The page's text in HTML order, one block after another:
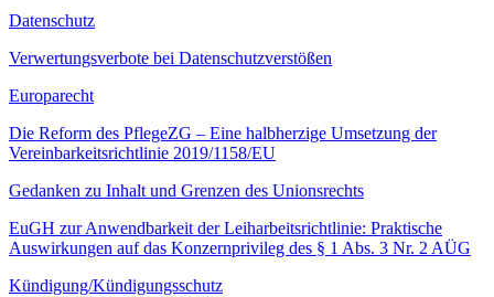
Datenschutz
Verwertungsverbote bei Datenschutzverstößen
Europarecht
Die Reform des PflegeZG – Eine halbherzige Umsetzung der
Vereinbarkeitsrichtlinie 2019/1158/EU
Gedanken zu Inhalt und Grenzen des Unionsrechts
EuGH zur Anwendbarkeit der Leiharbeitsrichtlinie: Praktische
Auswirkungen auf das Konzernprivileg des § 1 Abs. 3 Nr. 2 AÜG
Kündigung/Kündigungsschutz